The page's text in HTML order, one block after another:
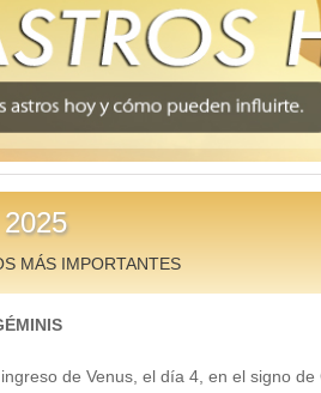
MÁS IMPORTANTES
de Venus, el día 4, en el signo